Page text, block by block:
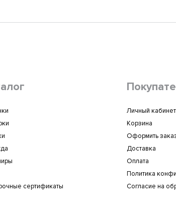
сертификаты
Личный кабинет
Корзина
Оформить
Доставка
Оплата
Политика
Согласие на